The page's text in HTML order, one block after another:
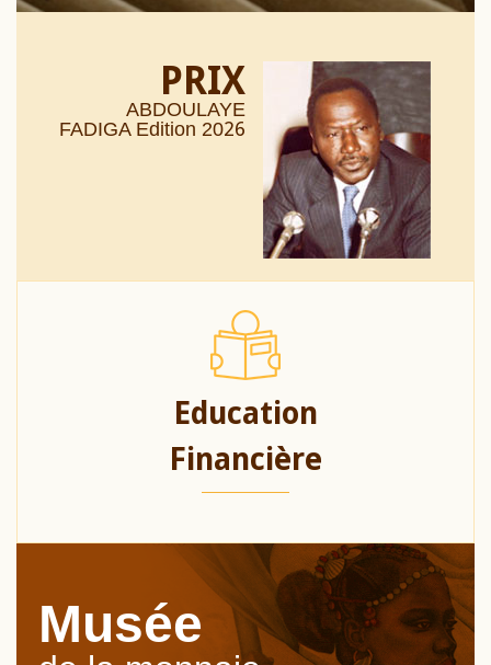
PRIX
ABDOULAYE
FADIGA Edition 2026
Education
Financière
Musée